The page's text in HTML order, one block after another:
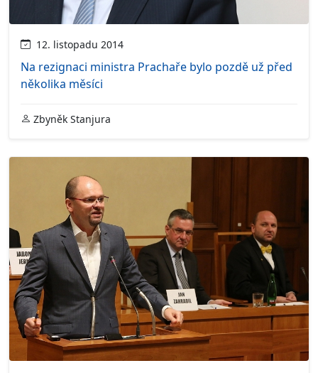
12. listopadu 2014
Na rezignaci ministra Prachaře bylo pozdě už před
několika měsíci
Zbyněk Stanjura